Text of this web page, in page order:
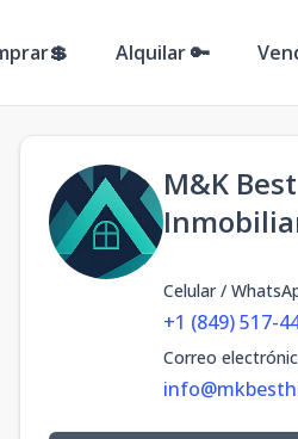
Alquilar 🔑
M&K
Celular /
+1 (849) 517-
Correo